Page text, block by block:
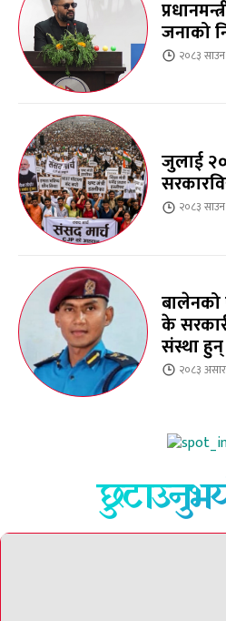
जनाको
२०८३
जुलाई
२०८३
बालेनको
के
संस्था
२०८३